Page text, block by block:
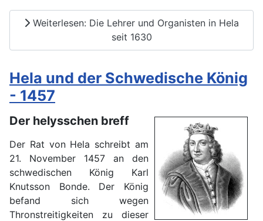
Weiterlesen: Die Lehrer und Organisten in Hela
seit 1630
Hela und der Schwedische König
- 1457
Der helysschen breff
Der Rat von Hela schreibt am
21. November 1457 an den
schwedischen König Karl
Knutsson Bonde. Der König
befand sich wegen
Thronstreitigkeiten zu dieser